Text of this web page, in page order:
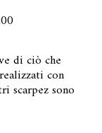
di ciò che
con
scarpez sono